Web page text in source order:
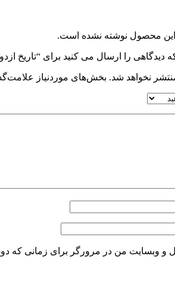
این محصول نوشته نشده است.
دیدگاهی را ارسال می کنید برای “تاریخ
نخواهد شد. بخش‌های موردنیاز
و وبسایت من در مرورگر برای زمانی که